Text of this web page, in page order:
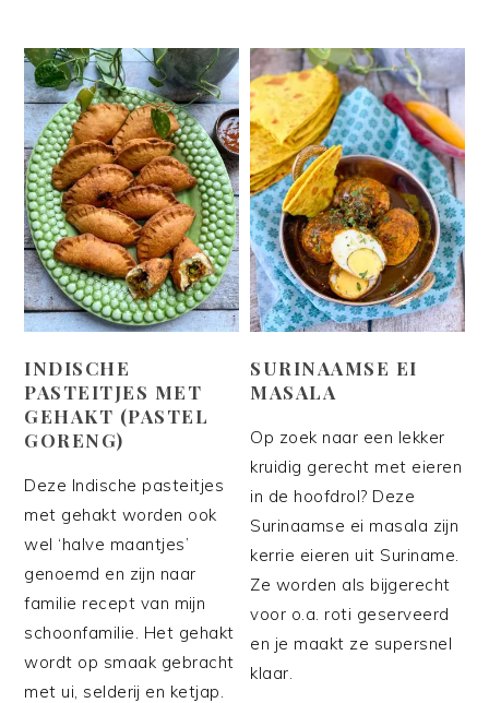
INDISCHE
PASTEITJES MET
GEHAKT (PASTEL
GORENG)
Deze Indische pasteitjes
met gehakt worden ook
wel ‘halve maantjes’
genoemd en zijn naar
familie recept van mijn
schoonfamilie. Het gehakt
wordt op smaak gebracht
met ui, selderij en ketjap.
SURINAAMSE EI
MASALA
Op zoek naar een lekker
kruidig gerecht met eieren
in de hoofdrol? Deze
Surinaamse ei masala zijn
kerrie eieren uit Suriname.
Ze worden als bijgerecht
voor o.a. roti geserveerd
en je maakt ze supersnel
klaar.